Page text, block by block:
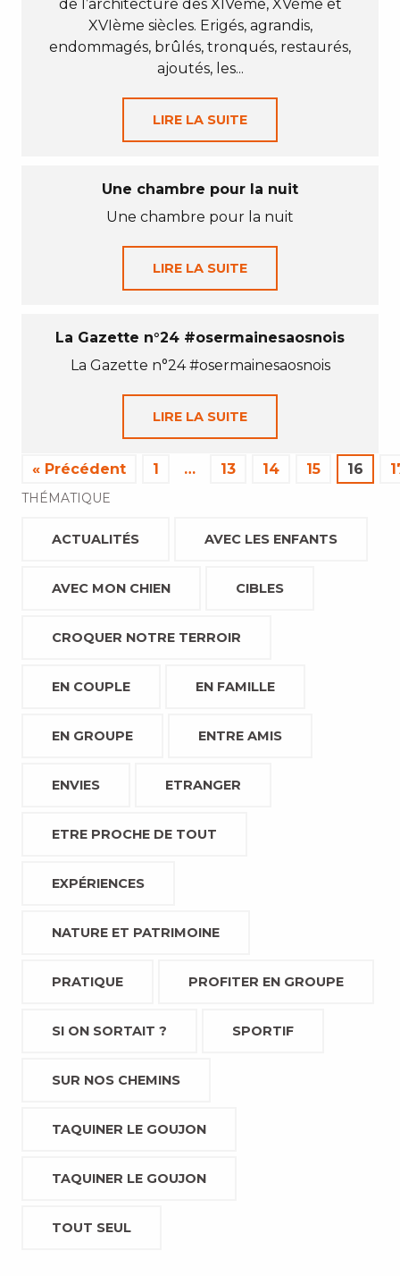
de l’architecture des XIVème, XVème et
XVIème siècles. Erigés, agrandis,
endommagés, brûlés, tronqués, restaurés,
ajoutés, les...
LIRE LA SUITE
Une chambre pour la nuit
Une chambre pour la nuit
LIRE LA SUITE
La Gazette n°24 #osermainesaosnois
La Gazette n°24 #osermainesaosnois
LIRE LA SUITE
« Précédent 1 … 13 14 15 16
THÉMATIQUE
ACTUALITÉS AVEC LES ENFANTS
AVEC MON CHIEN CIBLES
CROQUER NOTRE TERROIR
EN COUPLE EN FAMILLE
EN GROUPE ENTRE AMIS
ENVIES ETRANGER
ETRE PROCHE DE TOUT
EXPÉRIENCES
NATURE ET PATRIMOINE
PRATIQUE PROFITER EN GROUPE
SI ON SORTAIT ? SPORTIF
SUR NOS CHEMINS
TAQUINER LE GOUJON
TAQUINER LE GOUJON
TOUT SEUL